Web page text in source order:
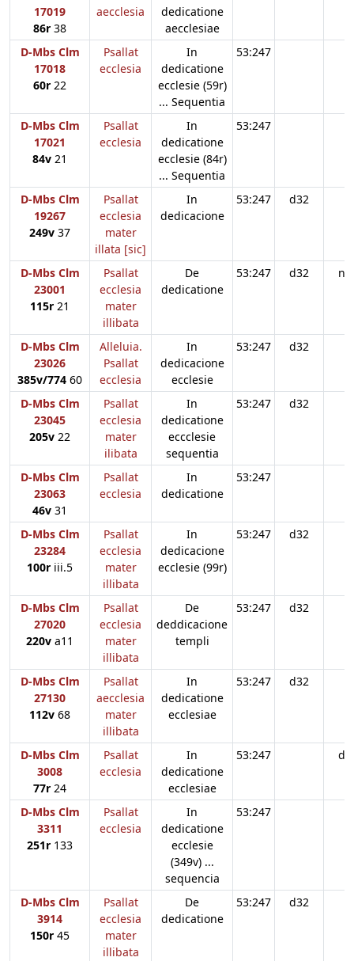
17019
86r 38
aecclesia
dedicatione
aecclesiae
D-Mbs Clm
17018
60r 22
Psallat
ecclesia
In
dedicatione
ecclesie (59r)
... Sequentia
53:247
D-Mbs Clm
17021
84v 21
Psallat
ecclesia
In
dedicatione
ecclesie (84r)
... Sequentia
53:247
D-Mbs Clm
19267
249v 37
Psallat
ecclesia
mater
illata [sic]
In
dedicacione
53:247 d32
D-Mbs Clm
23001
115r 21
Psallat
ecclesia
mater
illibata
De
dedicatione
53:247 d32
D-Mbs Clm
23026
385v/774 60
Alleluia.
Psallat
ecclesia
In
dedicacione
ecclesie
53:247 d32
D-Mbs Clm
23045
205v 22
Psallat
ecclesia
mater
ilibata
In
dedicatione
eccclesie
sequentia
53:247 d32
D-Mbs Clm
23063
46v 31
Psallat
ecclesia
In
dedicatione
53:247
D-Mbs Clm
23284
100r iii.5
Psallat
ecclesia
mater
illibata
In
dedicacione
ecclesie (99r)
53:247 d32
D-Mbs Clm
27020
220v a11
Psallat
ecclesia
mater
illibata
De
deddicacione
templi
53:247 d32
D-Mbs Clm
27130
112v 68
Psallat
aecclesia
mater
illibata
In
dedicatione
ecclesiae
53:247 d32
D-Mbs Clm
3008
77r 24
Psallat
ecclesia
In
dedicatione
ecclesiae
53:247
D-Mbs Clm
3311
251r 133
Psallat
ecclesia
In
dedicatione
ecclesie
(349v) ...
sequencia
53:247
D-Mbs Clm
3914
150r 45
Psallat
ecclesia
mater
illibata
De
dedicatione
53:247 d32